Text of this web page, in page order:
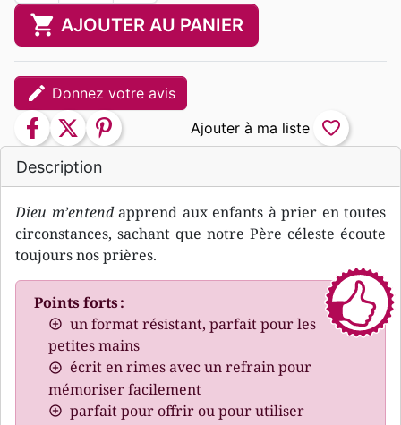
Description
Dieu m’entendapprend aux enfants à prier en toutes
circonstances, sachant que notre Père céleste écoute
toujours nos prières.
Points forts :
un format résistant, parfait pour les
petites mains
écrit en rimes avec un refrain pour
mémoriser facilement
parfait pour offrir ou pour utiliser
shopping_cart AJOUTER AU PANIER
edit Donnez votre avis
facebook twitter pinterest favorite_border